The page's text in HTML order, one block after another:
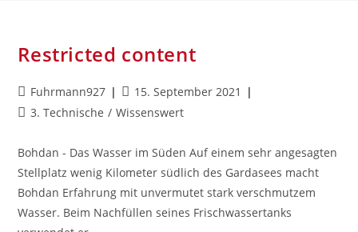
Restricted content
Fuhrmann927
15. September 2021
3. Technische / Wissenswert
Bohdan - Das Wasser im Süden Auf einem sehr angesagten
Stellplatz wenig Kilometer südlich des Gardasees macht
Bohdan Erfahrung mit unvermutet stark verschmutzem
Wasser. Beim Nachfüllen seines Frischwassertanks